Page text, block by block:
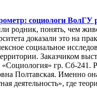
социологи ВолГУ
родник, понять, чем
доказали это на
социальное
Заказчиком
«Социология» гр. Сб-
Полтавская. Именно
деятельность», где